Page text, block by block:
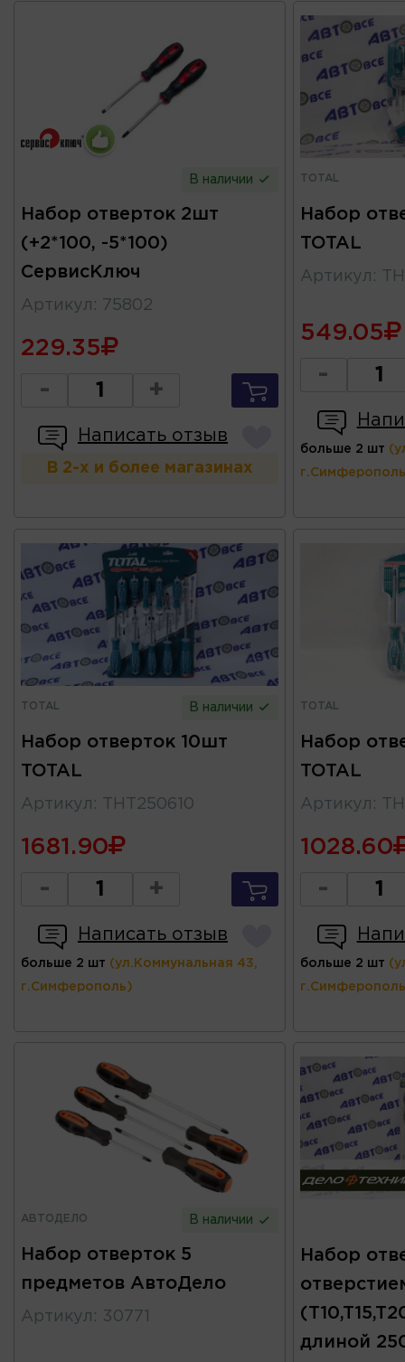
В наличии
Набор отверток 2шт
(+2*100, -5*100)
СервисКлюч
Артикул : 75802
229.35
- +
Написать отзыв
В 2-х и более магазинах
TOTAL
Набор
TOTAL
Артикул :
549.05
-
больше 2 шт
TOTAL В наличии
Набор отверток 10шт
TOTAL
Артикул : THT250610
1681.90
- +
Написать отзыв
больше 2 шт (ул.Коммунальная 43,
г.Симферополь)
TOTAL
Набор
TOTAL
Артикул :
1028.60
-
больше 2 шт
АВТОДЕЛО В наличии
Набор отверток 5
предметов АвтоДело
Артикул : 30771
Набор
длиной